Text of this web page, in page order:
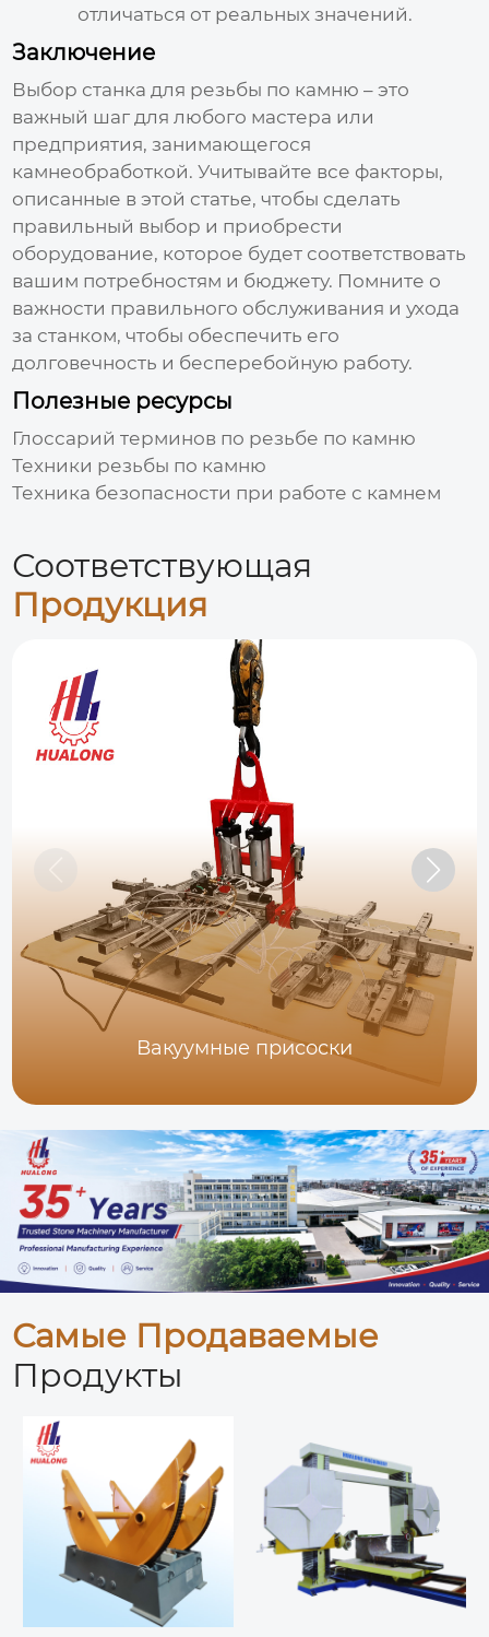
отличаться от реальных значений.
Заключение
Выбор станка для резьбы по камню – это
важный шаг для любого мастера или
предприятия, занимающегося
камнеобработкой. Учитывайте все факторы,
описанные в этой статье, чтобы сделать
правильный выбор и приобрести
оборудование, которое будет соответствовать
вашим потребностям и бюджету. Помните о
важности правильного обслуживания и ухода
за станком, чтобы обеспечить его
долговечность и бесперебойную работу.
Полезные ресурсы
Глоссарий терминов по резьбе по камню
Техники резьбы по камню
Техника безопасности при работе с камнем
Соответствующая
Продукция
Вакуумные присоски
Самые Продаваемые
Продукты